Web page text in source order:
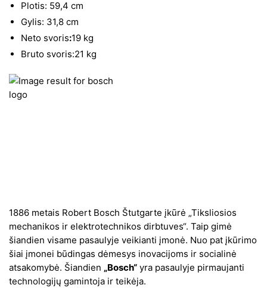
Plotis: 59,4 cm
Gylis: 31,8 cm
Neto svoris:19 kg
Bruto svoris:21 kg
1886 metais Robert Bosch Štutgarte įkūrė „Tiksliosios
mechanikos ir elektrotechnikos dirbtuves“. Taip gimė
šiandien visame pasaulyje veikianti įmonė. Nuo pat įkūrimo
šiai įmonei būdingas dėmesys inovacijoms ir socialinė
atsakomybė. Šiandien „Bosch“ yra pasaulyje pirmaujanti
technologijų gamintoja ir teikėja.